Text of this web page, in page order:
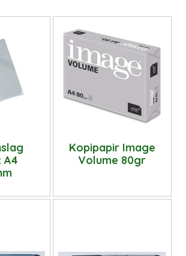
A4
Kopipapir Image
Volume 80gr